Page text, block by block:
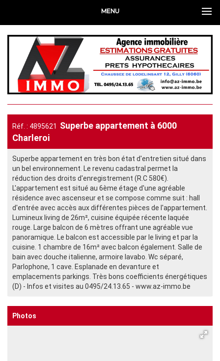
MENU
Réf. : 4895621 Superbe appartement à 6000
Charleroi
Superbe appartement en très bon état d'entretien situé dans
un bel environnement. Le revenu cadastral permet la
réduction des droits d'enregistrement (R.C 580€).
L'appartement est situé au 6ème étage d'une agréable
résidence avec ascenseur et se compose comme suit : hall
d'entrée avec accès aux différentes pièces de l'appartement.
Lumineux living de 26m², cuisine équipée récente laquée
rouge. Large balcon de 6 mètres offrant une agréable vue
panoramique. Le balcon est accessible par le living et par la
cuisine. 1 chambre de 16m² avec balcon également. Salle de
bain avec douche italienne, armoire lavabo. Wc séparé,
Parlophone, 1 cave. Esplanade en devanture et
emplacements parkings. Très bons coefficients énergétiques
(D) - Infos et visites au 0495/24.13.65 - www.az-immo.be
Photos